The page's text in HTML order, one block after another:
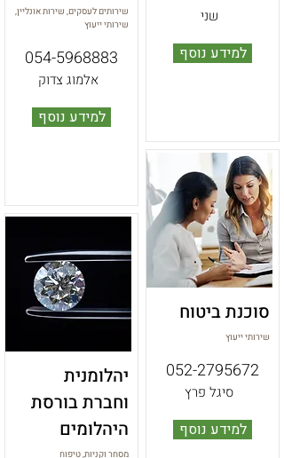
שני
למידע נוסף
שירותי ייעוץ
052-2795672
סיגל פרץ
למידע נוסף
סוכנת ביטוח
שירותים לעסקים, שירות אונליין,
שירותי ייעוץ
054-5968883
אלמוג צדוק
למידע נוסף
מסחר וקניות, טיפוח
יהלומנית
וחברת בורסת
היהלומים